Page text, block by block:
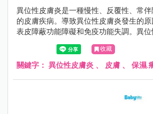
異位性皮膚炎是一種慢性、反覆性、常
的皮膚疾病。導致異位性皮膚炎發生的原
表皮障蔽功能障礙和免疫功能失調。異位
膚角質層因為fillaggrin（一種存在於人體
缺陷、神經醯胺（ceremide）降低，導
能缺損、保水能力差、表皮上的細菌過度
收藏
關鍵字： 異位性皮膚炎 、 皮膚 、 保濕.